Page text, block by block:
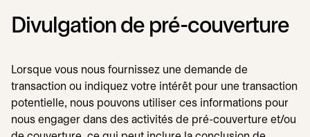
Divulgation de pré-couverture
Lorsque vous nous fournissez une demande de
transaction ou indiquez votre intérêt pour une transaction
potentielle, nous pouvons utiliser ces informations pour
nous engager dans des activités de pré-couverture et/ou